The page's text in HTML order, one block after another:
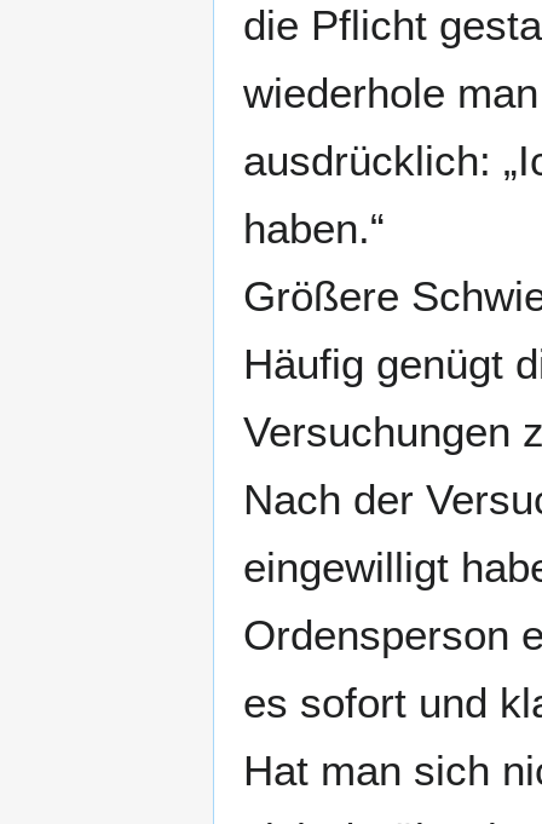
die Pflicht
wiederhole
ausdrücklich:
haben.“
Größere
Häufig genügt
Versuchungen
Nach der
eingewilligt
Ordensperson
es sofort und
Hat man sich